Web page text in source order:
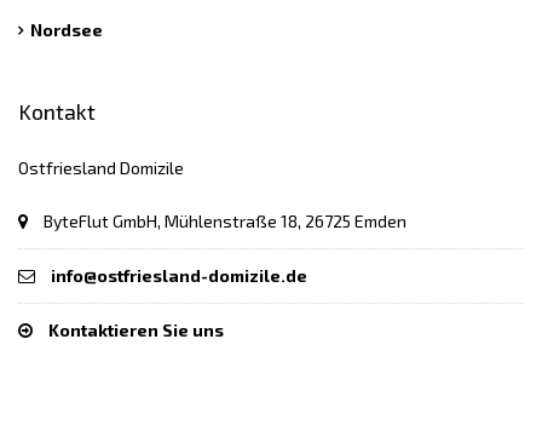
Nordsee
Kontakt
Ostfriesland Domizile
ByteFlut GmbH, Mühlenstraße 18, 26725 Emden
info@ostfriesland-domizile.de
Kontaktieren Sie uns